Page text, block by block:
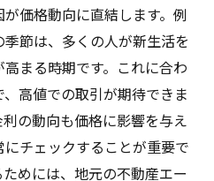
価格動向に直結します。例
節は、多くの人が新生活を
まる時期です。これに合わ
高値での取引が期待できま
の動向も価格に影響を与え
チェックすることが重要で
めには、地元の不動産エー